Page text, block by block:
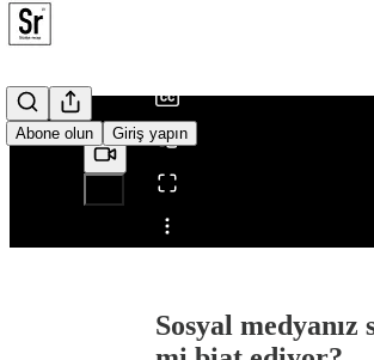
Abone olun Giriş yapın
Şuradan paylaş0:00
Sosyal